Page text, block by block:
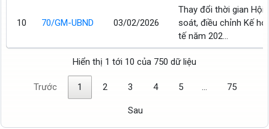
10 70/GM-UBND 03/02/2026
Thay đổi thời gian Hội
soát, điều chỉnh Kế
tế năm 202...
Hiển thị 1 tới 10 của 750 dữ liệu
Trước 1 2 3 4 5 … 75
Sau